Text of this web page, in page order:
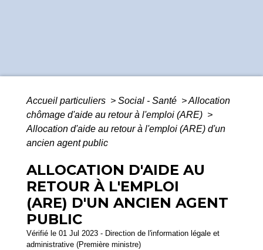
Accueil particuliers > Social - Santé >Allocation
chômage d'aide au retour à l'emploi (ARE) >
Allocation d'aide au retour à l'emploi (ARE) d'un
ancien agent public
ALLOCATION D'AIDE AU
RETOUR À L'EMPLOI
(ARE) D'UN ANCIEN AGENT
PUBLIC
Vérifié le 01 Jul 2023 - Direction de l'information légale et
administrative (Première ministre)